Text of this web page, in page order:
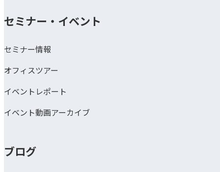
セミナー・イベント
セミナー情報
オフィスツアー
イベントレポート
イベント動画アーカイブ
ブログ